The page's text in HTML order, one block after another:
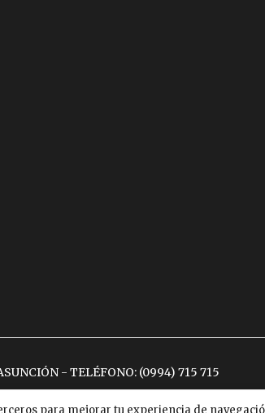
para mejorar tu experiencia de
- TELÉFONO: (0994) 715 715